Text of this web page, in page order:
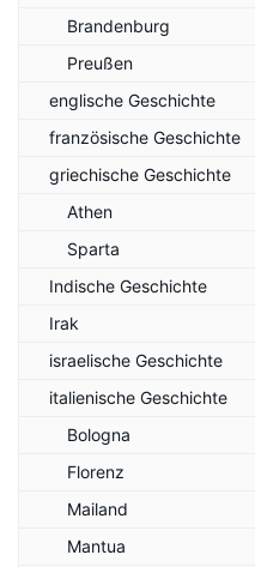
Brandenburg
Preußen
englische Geschichte
französische Geschichte
griechische Geschichte
Athen
Sparta
Indische Geschichte
Irak
israelische Geschichte
italienische Geschichte
Bologna
Florenz
Mailand
Mantua